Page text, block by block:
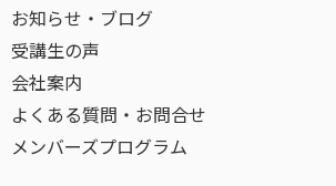
お知らせ・ブログ
受講生の声
会社案内
よくある質問・お問合せ
メンバーズプログラム